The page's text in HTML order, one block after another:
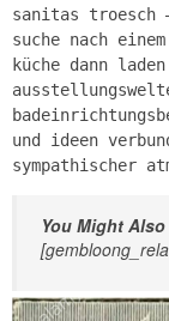
sanitas troesch
suche nach
küche dann
und ideen
sympathischer
You Might